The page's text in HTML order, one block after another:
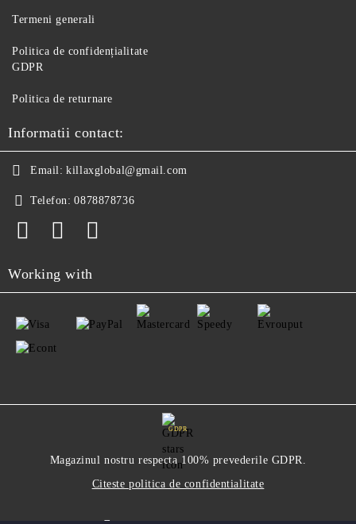
Termeni generali
Politica de confidențialitate
GDPR
Politica de returnare
Informatii contact:
Email: killaxglobal@gmail.com
Telefon: 0878878736
Working with
GDPR
Magazinul nostru respecta 100% prevederile GDPR.
Citeste politica de confidentialitate